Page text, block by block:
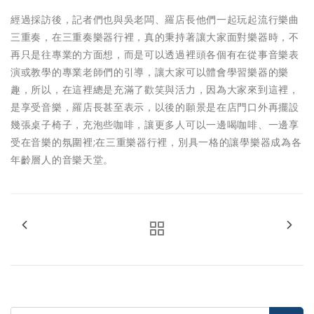
經過採訪後，記者們也與吳老闆、羅店長他們一起玩起流行樂曲
三重奏，在三重奏樂器行裡，真的秉持著讓大家面對樂器時，不
再只是往專業的方面想，而是可以透過裡頭各個有在從事音樂表
演或教學的專業老師們的引導，讓大家可以體會學習樂器的樂
趣，所以，在這裡總是充滿了歡笑與活力，因為大家來到這裡，
是享受音樂，羅店長甚至表示，以後的願景是在店門口外再擺設
幾張桌子椅子，充泡些咖啡，讓更多人可以一邊喝咖啡、一邊享
受在音樂的氛圍裡;在三重樂器行裡，別具一格的讓學樂器成為各
年齡層人的音樂天堂。